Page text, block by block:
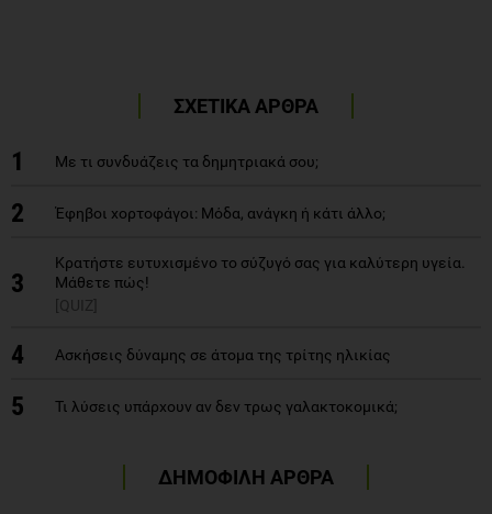
ΣΧΕΤΙΚΑ ΑΡΘΡΑ
1 Με τι συνδυάζεις τα δημητριακά σου;
2 Έφηβοι χορτοφάγοι: Μόδα, ανάγκη ή κάτι άλλο;
3
Κρατήστε ευτυχισμένο το σύζυγό σας για καλύτερη υγεία.
Μάθετε πώς!
[QUIZ]
4 Ασκήσεις δύναμης σε άτομα της τρίτης ηλικίας
5 Τι λύσεις υπάρχουν αν δεν τρως γαλακτοκομικά;
ΔΗΜΟΦΙΛΗ ΑΡΘΡΑ